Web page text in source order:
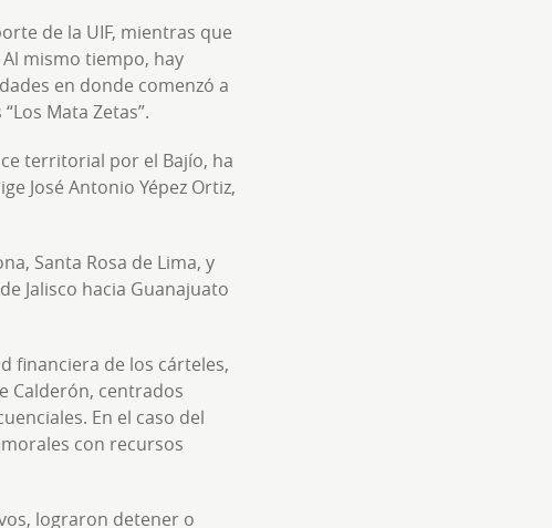
de la UIF, mientras que
mismo tiempo, hay
en donde comenzó a
Mata Zetas”.
territorial por el Bajío, ha
José Antonio Yépez Ortiz,
Santa Rosa de Lima, y
Jalisco hacia Guanajuato
financiera de los cárteles,
Calderón, centrados
En el caso del
con recursos
lograron detener o